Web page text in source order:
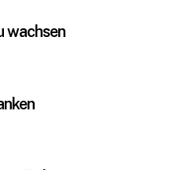
wachsen